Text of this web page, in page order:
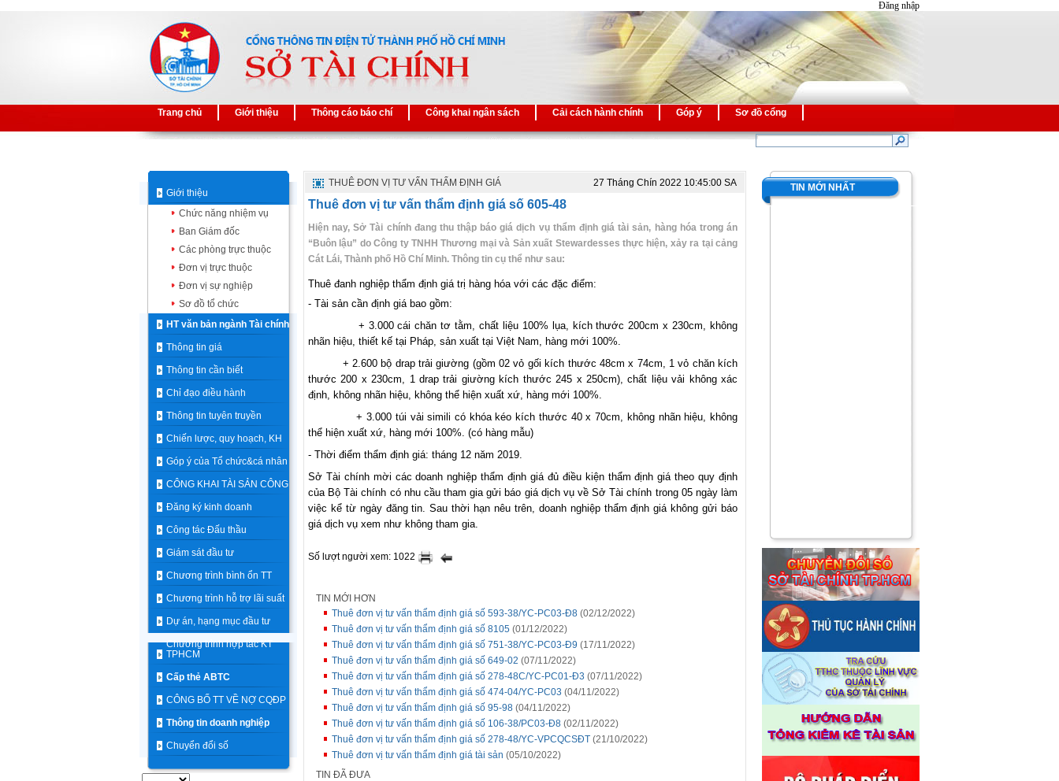
Đăng nhập
Trang chủ Giới thiệu Thông cáo báo chí Công khai ngân sách Cải cách hành chính Góp ý Sơ đồ cổng
Giới thiệu
Chức năng nhiệm vụ
Ban Giám đốc
Các phòng trực thuộc
Đơn vị trực thuộc
Đơn vị sự nghiệp
Sơ đồ tổ chức
HT văn bản ngành Tài chính
Thông tin giá
Thông tin cần biết
Chỉ đạo điều hành
Thông tin tuyên truyền
Chiến lược, quy hoạch, KH
Góp ý của Tổ chức&cá nhân
CÔNG KHAI TÀI SẢN CÔNG
Đăng ký kinh doanh
Công tác Đấu thầu
Giám sát đầu tư
Chương trình bình ổn TT
Chương trình hỗ trợ lãi suất
Dự án, hạng mục đầu tư
Chương trình hợp tác KT
TPHCM
Cấp thẻ ABTC
CÔNG BỐ TT VỀ NỢ CQĐP
Thông tin doanh nghiệp
Chuyển đổi số
THUÊ ĐƠN VỊ TƯ VẤN THẨM ĐỊNH GIÁ 27 Tháng Chín 2022 10:45:00 SA
Thuê đơn vị tư vấn thẩm định giá số 605-48
Hiện nay, Sở Tài chính đang thu thập báo giá dịch vụ thẩm định giá tài sản, hàng hóa trong án
“Buôn lậu” do Công ty TNHH Thương mại và Sản xuất Stewardesses thực hiện, xảy ra tại cảng
Cát Lái, Thành phố Hồ Chí Minh. Thông tin cụ thể như sau:
Thuê đanh nghiệp thẩm định giá trị hàng hóa với các đặc điểm:
- Tài sản cần định giá bao gồm:
+ 3.000 cái chăn tơ tằm, chất liệu 100% lụa, kích thước 200cm x 230cm, không
nhãn hiệu, thiết kế tại Pháp, sản xuất tại Việt Nam, hàng mới 100%.
+ 2.600 bộ drap trải giường (gồm 02 vỏ gối kích thước 48cm x 74cm, 1 vỏ chăn kích
thước 200 x 230cm, 1 drap trải giường kích thước 245 x 250cm), chất liệu vải không xác
định, không nhãn hiệu, không thể hiện xuất xứ, hàng mới 100%.
+ 3.000 túi vải simili có khóa kéo kích thước 40 x 70cm, không nhãn hiệu, không
thể hiện xuất xứ, hàng mới 100%. (có hàng mẫu)
- Thời điểm thẩm định giá: tháng 12 năm 2019.
Sở Tài chính mời các doanh nghiệp thẩm định giá đủ điều kiện thẩm định giá theo quy định
của Bộ Tài chính có nhu cầu tham gia gửi báo giá dịch vụ về Sở Tài chính trong 05 ngày làm
việc kể từ ngày đăng tin. Sau thời hạn nêu trên, doanh nghiệp thẩm định giá không gửi báo
giá dịch vụ xem như không tham gia.
Số lượt người xem: 1022
TIN MỚI HƠN
Thuê đơn vị tư vấn thẩm định giá số 593-38/YC-PC03-Đ8 (02/12/2022)
Thuê đơn vị tư vấn thẩm định giá số 8105 (01/12/2022)
Thuê đơn vị tư vấn thẩm định giá số 751-38/YC-PC03-Đ9 (17/11/2022)
Thuê đơn vị tư vấn thẩm định giá số 649-02 (07/11/2022)
Thuê đơn vị tư vấn thẩm định giá số 278-48C/YC-PC01-Đ3 (07/11/2022)
Thuê đơn vị tư vấn thẩm định giá số 474-04/YC-PC03 (04/11/2022)
Thuê đơn vị tư vấn thẩm định giá số 95-98 (04/11/2022)
Thuê đơn vị tư vấn thẩm định giá số 106-38/PC03-Đ8 (02/11/2022)
Thuê đơn vị tư vấn thẩm định giá số 278-48/YC-VPCQCSĐT (21/10/2022)
Thuê đơn vị tư vấn thẩm định giá tài sản (05/10/2022)
TIN ĐÃ ĐƯA
TIN MỚI NHẤT